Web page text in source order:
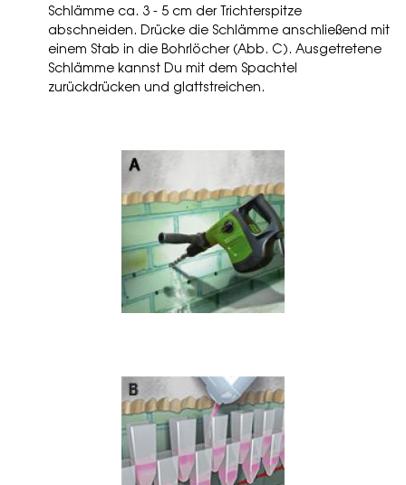
Schlämme ca. 3 - 5 cm der Trichterspitze
abschneiden. Drücke die Schlämme anschließend mit
einem Stab in die Bohrlöcher (Abb. C). Ausgetretene
Schlämme kannst Du mit dem Spachtel
zurückdrücken und glattstreichen.